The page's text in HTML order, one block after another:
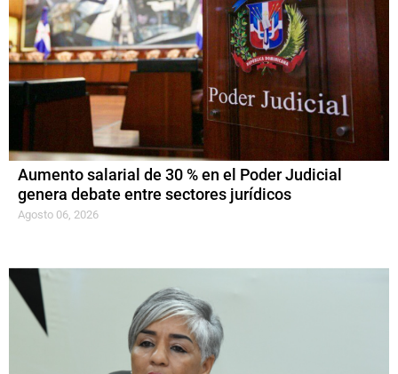
Aumento salarial de 30 % en el Poder Judicial
genera debate entre sectores jurídicos
Agosto 06, 2026